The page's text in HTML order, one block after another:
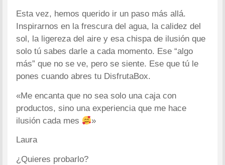
Esta vez, hemos querido ir un paso más allá.
Inspirarnos en la frescura del agua, la calidez del
sol, la ligereza del aire y esa chispa de ilusión que
solo tú sabes darle a cada momento. Ese “algo
más” que no se ve, pero se siente. Ese que tú le
pones cuando abres tu DisfrutaBox.
«Me encanta que no sea solo una caja con
productos, sino una experiencia que me hace
ilusión cada mes
»
Laura
¿Quieres probarlo?